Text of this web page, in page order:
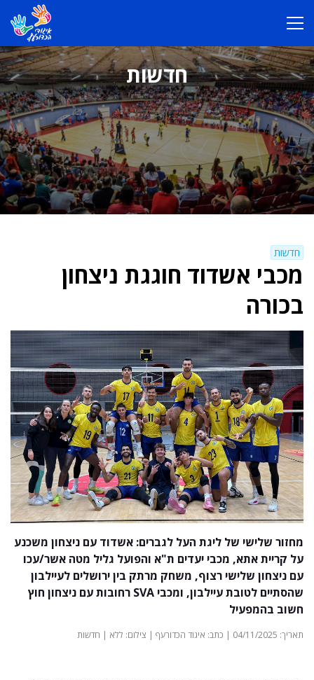
חדשות
חדשות
מכבי אשדוד חוגגת ניצחון
בכורה
מחזור שלישי של ליגת העל לגברים: אשדוד עם ניצחון משכנע
על קריית אתא, מכבי יעדים ת"א והפועל גליל מטה אשר/עכו
עם ניצחון שלישי רצוף, משחק מרתק בין ירושלים לעיילבון
שהסתיים לטובת עיילבון, ומכבי SVA רחובות עם ניצחון חוץ
חשוב בהמפעיל
תאריך: 04/11/2025 | כתב: איגוד הכדורעף | צילום: ללא | חדשות